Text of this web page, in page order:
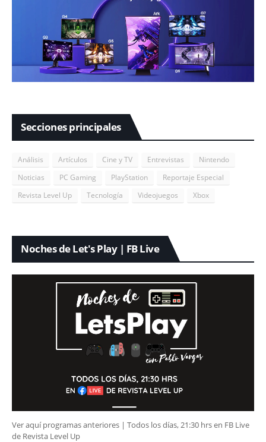
Secciones principales
Análisis Artículos Cine y TV Entrevistas
Nintendo
Noticias
PC Gaming PlayStation
Reportaje Especial
Revista Level Up
Tecnología Videojuegos Xbox
Noches de Let's Play | FB Live
Ver aquí programas anteriores | Todos los días, 21:30 hrs en FB Live
de Revista Level Up